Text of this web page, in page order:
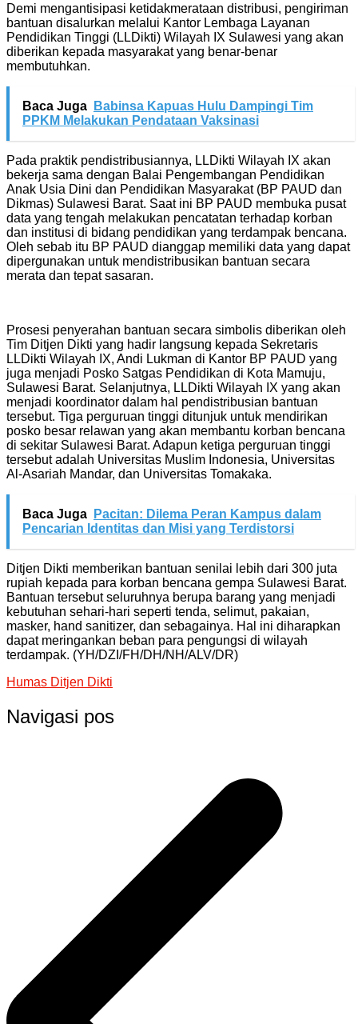
Demi mengantisipasi ketidakmerataan distribusi, pengiriman
bantuan disalurkan melalui Kantor Lembaga Layanan
Pendidikan Tinggi (LLDikti) Wilayah IX Sulawesi yang akan
diberikan kepada masyarakat yang benar-benar
membutuhkan.
Baca Juga
Babinsa Kapuas Hulu Dampingi Tim
PPKM Melakukan Pendataan Vaksinasi
Pada praktik pendistribusiannya, LLDikti Wilayah IX akan
bekerja sama dengan Balai Pengembangan Pendidikan
Anak Usia Dini dan Pendidikan Masyarakat (BP PAUD dan
Dikmas) Sulawesi Barat. Saat ini BP PAUD membuka pusat
data yang tengah melakukan pencatatan terhadap korban
dan institusi di bidang pendidikan yang terdampak bencana.
Oleh sebab itu BP PAUD dianggap memiliki data yang dapat
dipergunakan untuk mendistribusikan bantuan secara
merata dan tepat sasaran.
Prosesi penyerahan bantuan secara simbolis diberikan oleh
Tim Ditjen Dikti yang hadir langsung kepada Sekretaris
LLDikti Wilayah IX, Andi Lukman di Kantor BP PAUD yang
juga menjadi Posko Satgas Pendidikan di Kota Mamuju,
Sulawesi Barat. Selanjutnya, LLDikti Wilayah IX yang akan
menjadi koordinator dalam hal pendistribusian bantuan
tersebut. Tiga perguruan tinggi ditunjuk untuk mendirikan
posko besar relawan yang akan membantu korban bencana
di sekitar Sulawesi Barat. Adapun ketiga perguruan tinggi
tersebut adalah Universitas Muslim Indonesia, Universitas
Al-Asariah Mandar, dan Universitas Tomakaka.
Baca Juga
Pacitan: Dilema Peran Kampus dalam
Pencarian Identitas dan Misi yang Terdistorsi
Ditjen Dikti memberikan bantuan senilai lebih dari 300 juta
rupiah kepada para korban bencana gempa Sulawesi Barat.
Bantuan tersebut seluruhnya berupa barang yang menjadi
kebutuhan sehari-hari seperti tenda, selimut, pakaian,
masker, hand sanitizer, dan sebagainya. Hal ini diharapkan
dapat meringankan beban para pengungsi di wilayah
terdampak. (YH/DZI/FH/DH/NH/ALV/DR)
Humas Ditjen Dikti
Navigasi pos